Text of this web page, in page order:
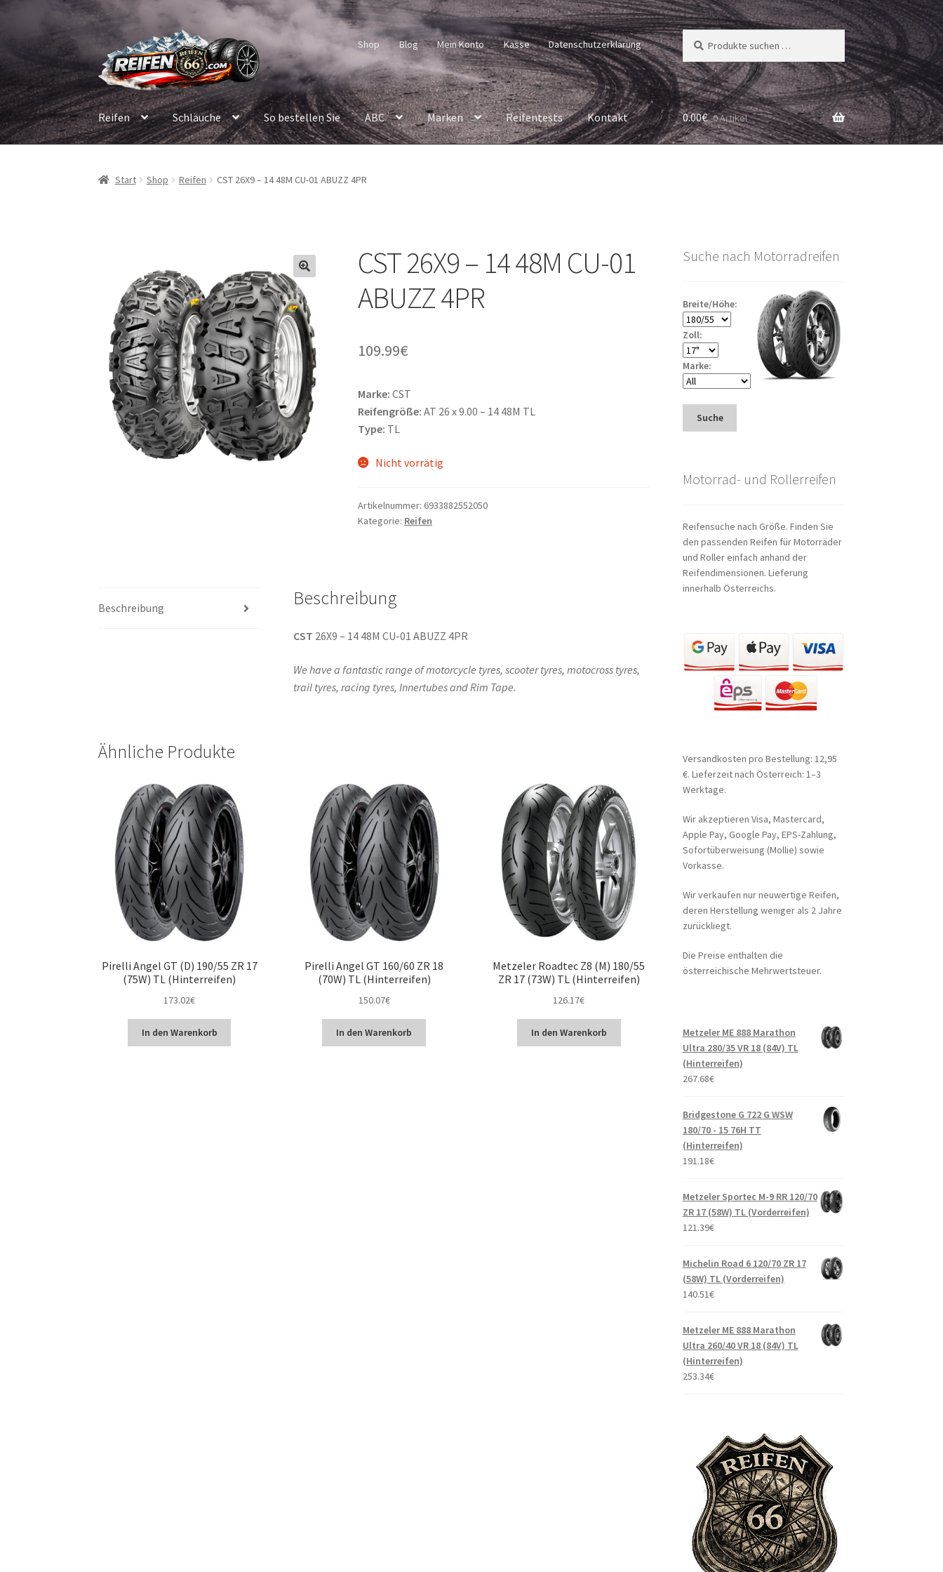
Navigation
springen
Inhalt
springen
Shop Blog Mein Konto Kasse Datenschutzerklärung
Suchen
nach:
Suchen
Reifen Schläuche So bestellen Sie ABC Marken Reifentests Kontakt 0.00€ 0 Artikel
Start Shop Reifen CST 26X9 – 14 48M CU-01 ABUZZ 4PR
CST 26X9 – 14 48M CU-01
ABUZZ 4PR
109.99€
Marke: CST
Reifengröße: AT 26 x 9.00 – 14 48M TL
Type: TL
Nicht vorrätig
Artikelnummer: 6933882552050
Kategorie: Reifen
Beschreibung Beschreibung
CST 26X9 – 14 48M CU-01 ABUZZ 4PR
We have a fantastic range of motorcycle tyres, scooter tyres, motocross tyres,
trail tyres, racing tyres, Innertubes and Rim Tape.
Ähnliche Produkte
Pirelli Angel GT (D) 190/55 ZR 17
(75W) TL (Hinterreifen)
173.02€
In den Warenkorb
Pirelli Angel GT 160/60 ZR 18
(70W) TL (Hinterreifen)
150.07€
In den Warenkorb
Metzeler Roadtec Z8 (M) 180/55
ZR 17 (73W) TL (Hinterreifen)
126.17€
In den Warenkorb
Suche nach Motorradreifen
Breite/Höhe:
Zoll:
Marke:
Suche
Motorrad- und Rollerreifen
Reifensuche nach Größe. Finden Sie
den passenden Reifen für Motorräder
und Roller einfach anhand der
Reifendimensionen. Lieferung
innerhalb Österreichs.
Versandkosten pro Bestellung: 12,95
€. Lieferzeit nach Österreich: 1–3
Werktage.
Wir akzeptieren Visa, Mastercard,
Apple Pay, Google Pay, EPS-Zahlung,
Sofortüberweisung (Mollie) sowie
Vorkasse.
Wir verkaufen nur neuwertige Reifen,
deren Herstellung weniger als 2 Jahre
zurückliegt.
Die Preise enthalten die
österreichische Mehrwertsteuer.
Metzeler ME 888 Marathon
Ultra 280/35 VR 18 (84V) TL
(Hinterreifen)
267.68€
Bridgestone G 722 G WSW
180/70 - 15 76H TT
(Hinterreifen)
191.18€
Metzeler Sportec M-9 RR 120/70
ZR 17 (58W) TL (Vorderreifen)
121.39€
Michelin Road 6 120/70 ZR 17
(58W) TL (Vorderreifen)
140.51€
Metzeler ME 888 Marathon
Ultra 260/40 VR 18 (84V) TL
(Hinterreifen)
253.34€